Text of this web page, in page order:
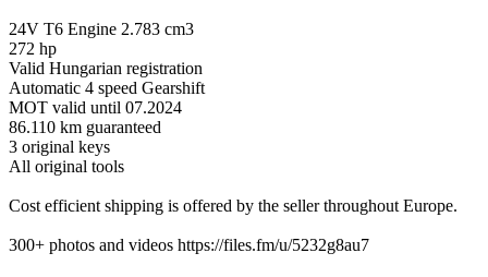
24V T6 Engine 2.783 cm3
272 hp
Valid Hungarian registration
Automatic 4 speed Gearshift
MOT valid until 07.2024
86.110 km guaranteed
3 original keys
All original tools
Cost efficient shipping is offered by the seller throughout Europe.
300+ photos and videos https://files.fm/u/5232g8au7